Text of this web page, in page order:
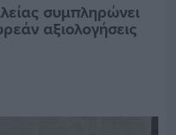
συμπληρώνει
αξιολογήσεις